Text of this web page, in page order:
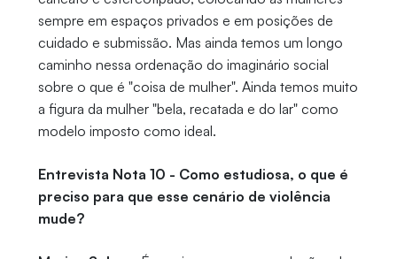
sempre em espaços privados e em posições de
cuidado e submissão. Mas ainda temos um longo
caminho nessa ordenação do imaginário social
sobre o que é "coisa de mulher". Ainda temos muito
a figura da mulher "bela, recatada e do lar" como
modelo imposto como ideal.
Entrevista Nota 10 - Como estudiosa, o que é
preciso para que esse cenário de violência
mude?